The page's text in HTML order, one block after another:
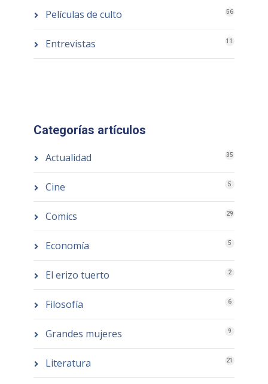
Películas de culto 56
Entrevistas 11
Categorías artículos
Actualidad 35
Cine 5
Comics 29
Economía 5
El erizo tuerto 2
Filosofía 6
Grandes mujeres 9
Literatura 21